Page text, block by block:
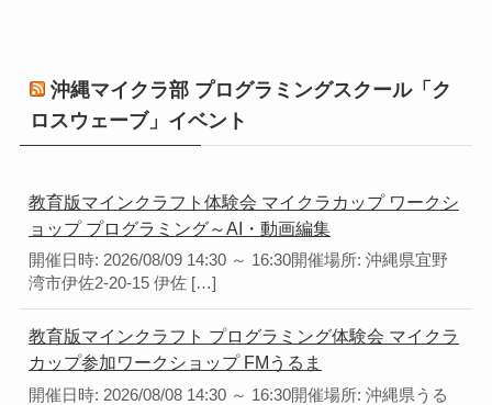
沖縄マイクラ部 プログラミングスクール「ク
ロスウェーブ」イベント
教育版マインクラフト体験会 マイクラカップ ワークシ
ョップ プログラミング～AI・動画編集
開催日時: 2026/08/09 14:30 ～ 16:30開催場所: 沖縄県宜野
湾市伊佐2-20-15 伊佐 […]
教育版マインクラフト プログラミング体験会 マイクラ
カップ参加ワークショップ FMうるま
開催日時: 2026/08/08 14:30 ～ 16:30開催場所: 沖縄県うる